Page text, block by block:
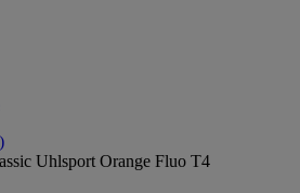
Uhlsport Orange Fluo T4